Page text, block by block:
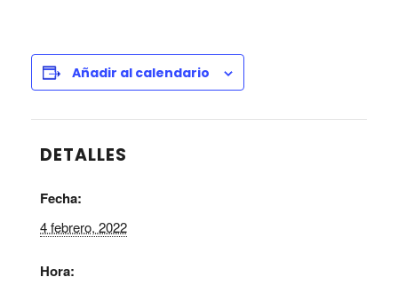
Añadir al calendario
DETALLES
Fecha:
4 febrero, 2022
Hora: